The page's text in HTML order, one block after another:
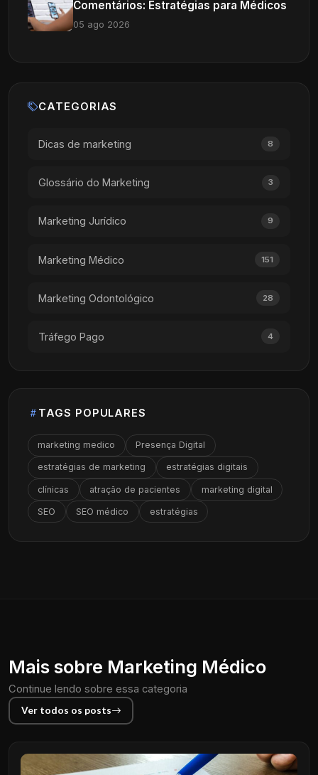
Comentários: Estratégias para Médicos
05 ago 2026
CATEGORIAS
Dicas de marketing 8
Glossário do Marketing 3
Marketing Jurídico 9
Marketing Médico 151
Marketing Odontológico 28
Tráfego Pago 4
TAGS POPULARES
marketing medico Presença Digital
estratégias de marketing estratégias digitais
clínicas atração de pacientes marketing digital
SEO SEO médico estratégias
Mais sobre Marketing Médico
Continue lendo sobre essa categoria
Ver todos os posts